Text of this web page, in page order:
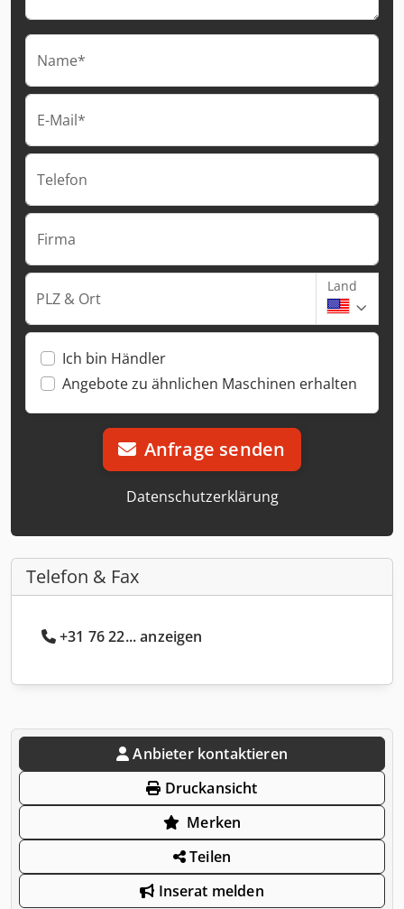
Name*
E-Mail*
Telefon
Firma
PLZ & Ort
Land
Ich bin Händler
Angebote zu ähnlichen Maschinen erhalten
Anfrage senden
Datenschutzerklärung
Telefon & Fax
+31 76 22... anzeigen
Anbieter kontaktieren
Druckansicht
Merken
Teilen
Inserat melden